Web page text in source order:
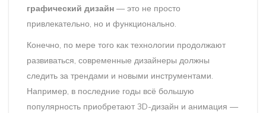
графический дизайн — это не просто
привлекательно, но и функционально.
Конечно, по мере того как технологии продолжают
развиваться, современные дизайнеры должны
следить за трендами и новыми инструментами.
Например, в последние годы всё большую
популярность приобретают 3D-дизайн и анимация —